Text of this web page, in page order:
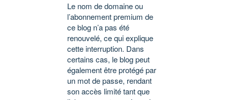
Le nom de domaine ou
l’abonnement premium de
ce blog n’a pas été
renouvelé, ce qui explique
cette interruption. Dans
certains cas, le blog peut
également être protégé par
un mot de passe, rendant
son accès limité tant que